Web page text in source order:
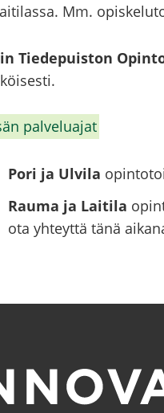
Mm.
Tie­de­puis­ton
pal­ve­lua­jat
Pori ja Ulvila
Rauma ja Laitila
ota yhteyttä tänä